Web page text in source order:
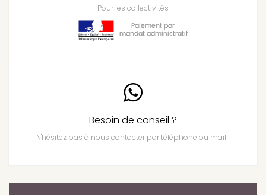
Pour les collectivités
Besoin de conseil ?
N'hésitez pas à nous contacter par téléphone ou mail !